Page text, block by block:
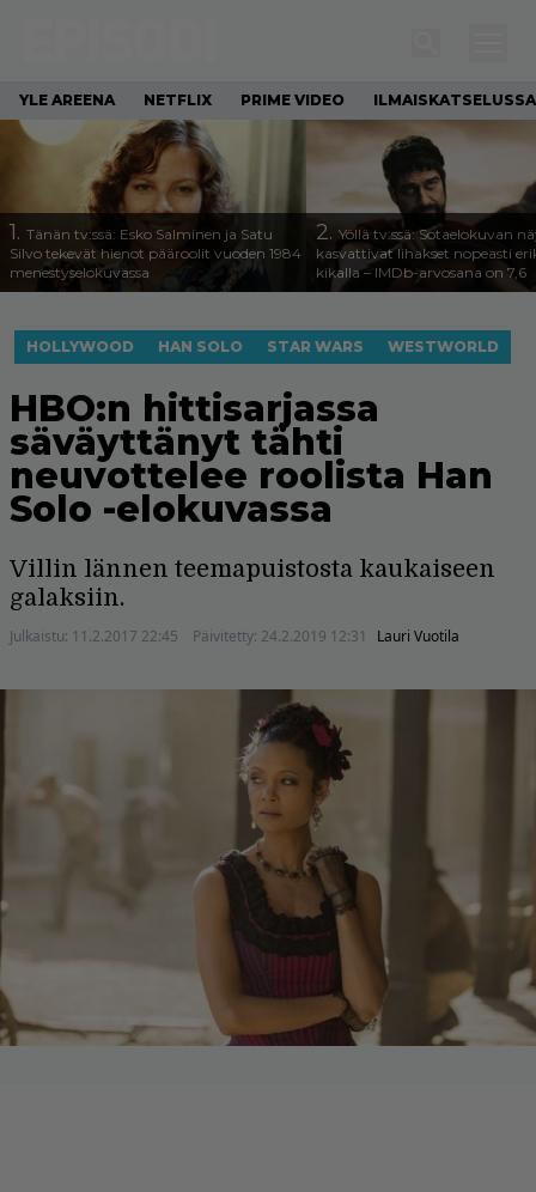
YLE AREENA NETFLIX PRIME VIDEO ILMAISKATSELUSSA
1. Tänän tv:ssä: Esko Salminen ja Satu
Silvo tekevät hienot pääroolit vuoden 1984
menestyselokuvassa
2. Yöllä tv:ssä: Sotaelokuvan
kasvattivat lihakset nopeasti
kikalla – IMDb-arvosana on 7,6
HOLLYWOOD HAN SOLO STAR WARS WESTWORLD
HBO:n hittisarjassa
säväyttänyt tähti
neuvottelee roolista Han
Solo -elokuvassa
Villin lännen teemapuistosta kaukaiseen
galaksiin.
Julkaistu: 11.2.2017 22:45 Päivitetty: 24.2.2019 12:31 Lauri Vuotila